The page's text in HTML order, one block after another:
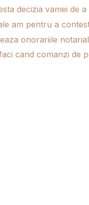
decizia vamei de
am pentru a
onorariile
cand comanzi de